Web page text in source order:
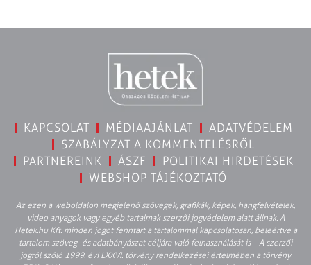
KAPCSOLAT MÉDIAAJÁNLAT
ADATVÉDELEM
SZABÁLYZAT A KOMMENTELÉSRŐL
PARTNEREINK
ÁSZF
POLITIKAI HIRDETÉSEK
WEBSHOP TÁJÉKOZTATÓ
Az ezen a weboldalon megjelenő szövegek, grafikák, képek, hangfelvételek,
video anyagok vagy egyéb tartalmak szerzői jogvédelem alatt állnak. A
Hetek.hu Kft. minden jogot fenntart a tartalommal kapcsolatosan, beleértve a
tartalom szöveg- és adatbányászat céljára való felhasználását is – A szerzői
jogról szóló 1999. évi LXXVI. törvény rendelkezései értelmében a törvény